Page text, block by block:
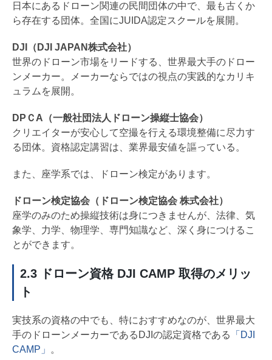
日本にあるドローン関連の民間団体の中で、最も古くか
ら存在する団体。全国にJUIDA認定スクールを展開。
DJI（DJI JAPAN株式会社）
世界のドローン市場をリードする、世界最大手のドロー
ンメーカー。メーカーならではの視点の実践的なカリキ
ュラムを展開。
DPＣA（一般社団法人ドローン操縦士協会）
クリエイターが安心して空撮を行える環境整備に尽力す
る団体。資格認定講習は、業界最安値を謳っている。
また、座学系では、ドローン検定があります。
ドローン検定協会（ドローン検定協会 株式会社）
座学のみのため操縦技術は身につきませんが、法律、気
象学、力学、物理学、専門知識など、深く身につけるこ
とができます。
2.3 ドローン資格 DJI CAMP 取得のメリッ
ト
実技系の資格の中でも、特におすすめなのが、世界最大
手のドローンメーカーであるDJIの認定資格である
「DJI
CAMP」
。